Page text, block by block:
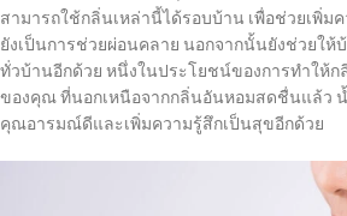
สามารถใช้กลิ่นเหล่านี้ได้รอบบ้าน เพื่อช่วยเพิ่ม
ยังเป็นการช่วยผ่อนคลาย นอกจากนั้นยังช่วยใ
ทั่วบ้านอีกด้วย หนึ่งในประโยชน์ของการทำให้
ของคุณ ที่นอกเหนือจากกลิ่นอันหอมสดชื่นแล้ว
คุณอารมณ์ดีและเพิ่มความรู้สึกเป็นสุขอีกด้วย